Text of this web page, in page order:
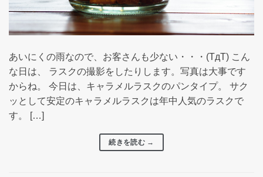
あいにくの雨なので、お客さんも少ない・・・(TдT) こん
な日は、 ラスクの撮影をしたりします。写真は大事です
からね。 今日は、キャラメルラスクのパンタイプ。 サク
ッとして安定のキャラメルラスクは年中人気のラスクで
す。 […]
続きを読む →